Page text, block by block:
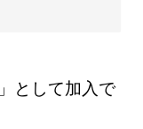
として加入で